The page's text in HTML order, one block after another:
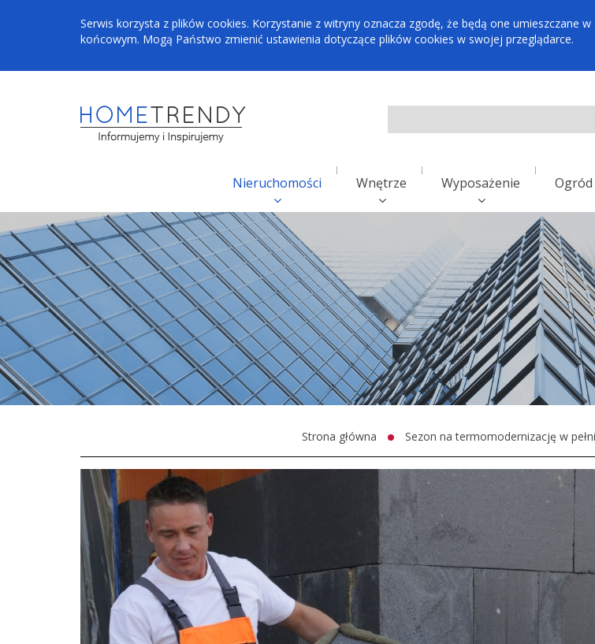
Serwis korzysta z plików cookies. Korzystanie z witryny oznacza zgodę, że będą one umieszczane
końcowym. Mogą Państwo zmienić ustawienia dotyczące plików cookies w swojej przeglądarce.
Nieruchomości Wnętrze Wyposażenie Ogród
Strona główna Sezon na termomodernizację w